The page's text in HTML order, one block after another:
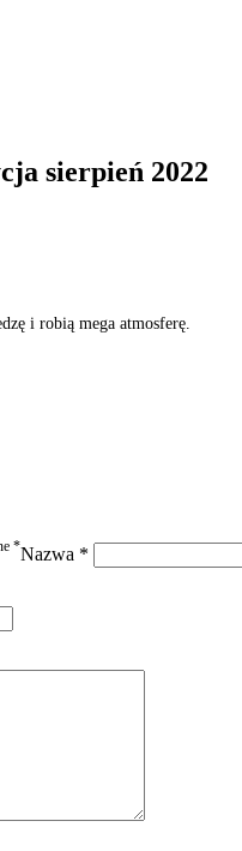
sierpień 2022
i robią mega atmosferę.
*Nazwa *